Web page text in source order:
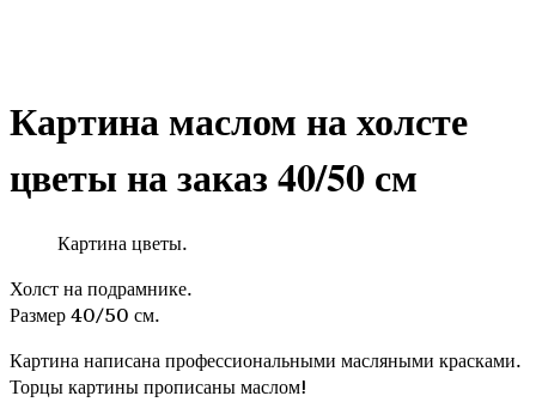
Картина маслом на холсте
цветы на заказ 40/50 см
Картина цветы.
Холст на подрамнике.
Размер 40/50 см.
Картина написана профессиональными масляными красками.
Торцы картины прописаны маслом!